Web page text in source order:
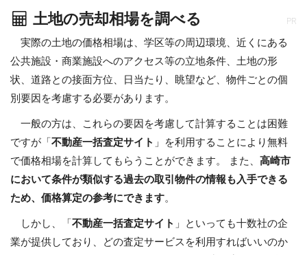
土地の売却相場を調べる PR
実際の土地の価格相場は、学区等の周辺環境、近くにある
公共施設・商業施設へのアクセス等の立地条件、土地の形
状、道路との接面方位、日当たり、眺望など、物件ごとの個
別要因を考慮する必要があります。
一般の方は、これらの要因を考慮して計算することは困難
ですが「 不動産一括査定サイト 」を利用することにより無料
で価格相場を計算してもらうことができます。 また、 高崎市
において条件が類似する過去の取引物件の情報も入手できる
ため、価格算定の参考にできます。
しかし、「 不動産一括査定サイト 」といっても十数社の企
業が提供しており、どの査定サービスを利用すればいいのか